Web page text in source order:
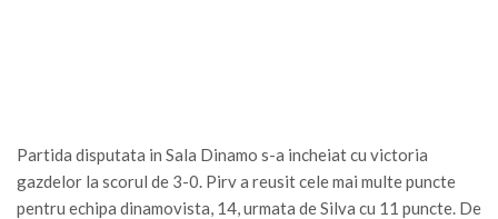
Partida disputata in Sala Dinamo s-a incheiat cu victoria
gazdelor la scorul de 3-0. Pirv a reusit cele mai multe puncte
pentru echipa dinamovista, 14, urmata de Silva cu 11 puncte. De